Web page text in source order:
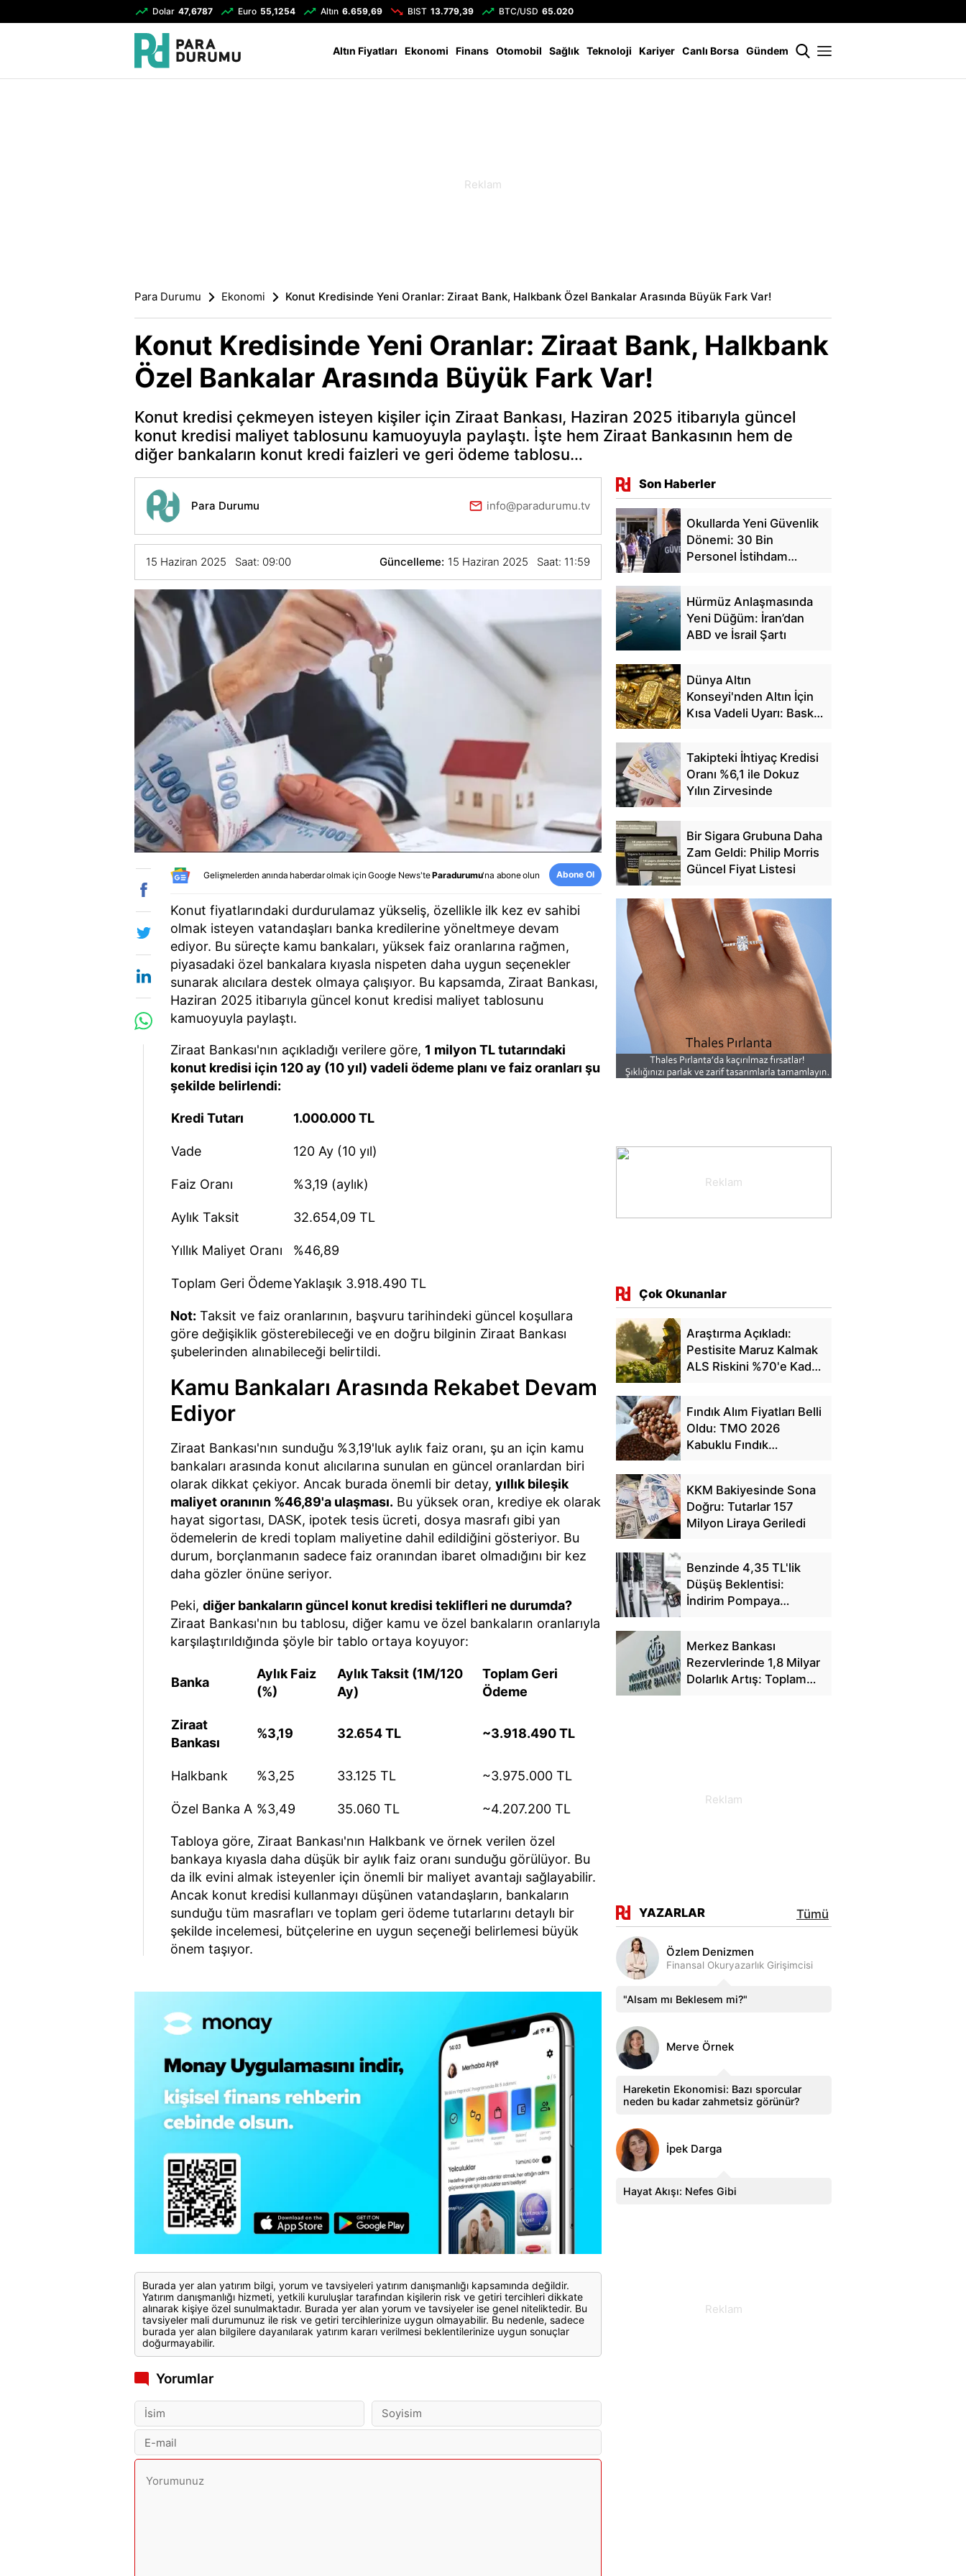
Dolar 47,6787 Euro 55,1254 Altın 6.659,69 BIST 13.779,39 BTC/USD 65.020
Altın Fiyatları Ekonomi Finans Otomobil Sağlık Teknoloji Kariyer Canlı Borsa Gündem
Para Durumu Ekonomi Konut Kredisinde Yeni Oranlar: Ziraat Bank, Halkbank Özel Bankalar Arasında Büyük Fark Var!
Konut Kredisinde Yeni Oranlar: Ziraat Bank, Halkbank
Özel Bankalar Arasında Büyük Fark Var!
Konut kredisi çekmeyen isteyen kişiler için Ziraat Bankası, Haziran 2025 itibarıyla güncel
konut kredisi maliyet tablosunu kamuoyuyla paylaştı. İşte hem Ziraat Bankasının hem de
diğer bankaların konut kredi faizleri ve geri ödeme tablosu…
Para Durumu info@paradurumu.tv
15 Haziran 2025 Saat: 09:00 Güncelleme: 15 Haziran 2025 Saat: 11:59
Gelişmelerden anında haberdar olmak içinGoogle News'teParadurumu'na abone olun Abone Ol
Konut fiyatlarındaki durdurulamaz yükseliş, özellikle ilk kez ev sahibi
olmak isteyen vatandaşları banka kredilerine yöneltmeye devam
ediyor. Bu süreçte kamu bankaları, yüksek faiz oranlarına rağmen,
piyasadaki özel bankalara kıyasla nispeten daha uygun seçenekler
sunarak alıcılara destek olmaya çalışıyor. Bu kapsamda, Ziraat Bankası,
Haziran 2025 itibarıyla güncel konut kredisi maliyet tablosunu
kamuoyuyla paylaştı.
Ziraat Bankası'nın açıkladığı verilere göre, 1 milyon TL tutarındaki
konut kredisi için 120 ay (10 yıl) vadeli ödeme planı ve faiz oranları şu
şekilde belirlendi:
Kredi Tutarı 1.000.000 TL
Vade 120 Ay (10 yıl)
Faiz Oranı %3,19 (aylık)
Aylık Taksit 32.654,09 TL
Yıllık Maliyet Oranı %46,89
Toplam Geri ÖdemeYaklaşık 3.918.490 TL
Not: Taksit ve faiz oranlarının, başvuru tarihindeki güncel koşullara
göre değişiklik gösterebileceği ve en doğru bilginin Ziraat Bankası
şubelerinden alınabileceği belirtildi.
Kamu Bankaları Arasında Rekabet Devam
Ediyor
Ziraat Bankası'nın sunduğu %3,19'luk aylık faiz oranı, şu an için kamu
bankaları arasında konut alıcılarına sunulan en güncel oranlardan biri
olarak dikkat çekiyor. Ancak burada önemli bir detay, yıllık bileşik
maliyet oranının %46,89'a ulaşması. Bu yüksek oran, krediye ek olarak
hayat sigortası, DASK, ipotek tesis ücreti, dosya masrafı gibi yan
ödemelerin de kredi toplam maliyetine dahil edildiğini gösteriyor. Bu
durum, borçlanmanın sadece faiz oranından ibaret olmadığını bir kez
daha gözler önüne seriyor.
Peki, diğer bankaların güncel konut kredisi teklifleri ne durumda?
Ziraat Bankası'nın bu tablosu, diğer kamu ve özel bankaların oranlarıyla
karşılaştırıldığında şöyle bir tablo ortaya koyuyor:
Banka
Aylık Faiz
(%)
Aylık Taksit (1M/120
Ay)
Toplam Geri
Ödeme
Ziraat
Bankası
%3,19 32.654 TL ~3.918.490 TL
Halkbank %3,25 33.125 TL ~3.975.000 TL
Özel Banka A %3,49 35.060 TL ~4.207.200 TL
Tabloya göre, Ziraat Bankası'nın Halkbank ve örnek verilen özel
bankaya kıyasla daha düşük bir aylık faiz oranı sunduğu görülüyor. Bu
da ilk evini almak isteyenler için önemli bir maliyet avantajı sağlayabilir.
Ancak konut kredisi kullanmayı düşünen vatandaşların, bankaların
sunduğu tüm masrafları ve toplam geri ödeme tutarlarını detaylı bir
şekilde incelemesi, bütçelerine en uygun seçeneği belirlemesi büyük
önem taşıyor.
Burada yer alan yatırım bilgi, yorum ve tavsiyeleri yatırım danışmanlığı kapsamında değildir.
Yatırım danışmanlığı hizmeti, yetkili kuruluşlar tarafından kişilerin risk ve getiri tercihleri dikkate
alınarak kişiye özel sunulmaktadır. Burada yer alan yorum ve tavsiyeler ise genel niteliktedir. Bu
tavsiyeler mali durumunuz ile risk ve getiri tercihlerinize uygun olmayabilir. Bu nedenle, sadece
burada yer alan bilgilere dayanılarak yatırım kararı verilmesi beklentilerinize uygun sonuçlar
doğurmayabilir.
Yorumlar
Son Haberler
Okullarda Yeni Güvenlik
Dönemi: 30 Bin
Personel İstihdam
Hürmüz Anlaşmasında
Yeni Düğüm: İran’dan
ABD ve İsrail Şartı
Dünya Altın
Konseyi'nden Altın İçin
Kısa Vadeli Uyarı: Baskı
Takipteki İhtiyaç Kredisi
Oranı %6,1 ile Dokuz
Yılın Zirvesinde
Bir Sigara Grubuna Daha
Zam Geldi: Philip Morris
Güncel Fiyat Listesi
Çok Okunanlar
Araştırma Açıkladı:
Pestisite Maruz Kalmak
ALS Riskini %70'e Kadar
Fındık Alım Fiyatları Belli
Oldu: TMO 2026
Kabuklu Fındık
KKM Bakiyesinde Sona
Doğru: Tutarlar 157
Milyon Liraya Geriledi
Benzinde 4,35 TL'lik
Düşüş Beklentisi:
İndirim Pompaya
Merkez Bankası
Rezervlerinde 1,8 Milyar
Dolarlık Artış: Toplam
YAZARLAR Tümü
Özlem Denizmen
Finansal Okuryazarlık Girişimcisi
"Alsam mı Beklesem mi?"
Merve Örnek
Hareketin Ekonomisi: Bazı sporcular
neden bu kadar zahmetsiz görünür?
İpek Darga
Hayat Akışı: Nefes Gibi